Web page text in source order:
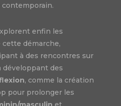
enfin les
démarche,
à des rencontres sur
développant des
, comme la création
pour prolonger les